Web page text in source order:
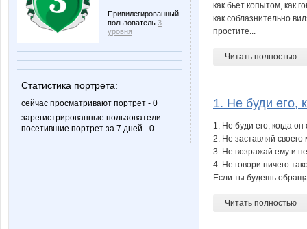
Привилегированный
пользователь 3
уровня
Статистика портрета:
сейчас просматривают портрет - 0
зарегистрированные пользователи
посетившие портрет за 7 дней - 0
как бьет копытом, как
как соблазнительно
простите...
Читать полностью
1. Не буди его,
1. Не буди его, когда он
2. Не заставляй своего
3. Не возражай ему и
4. Не говори ничего
Если ты будешь
Читать полностью